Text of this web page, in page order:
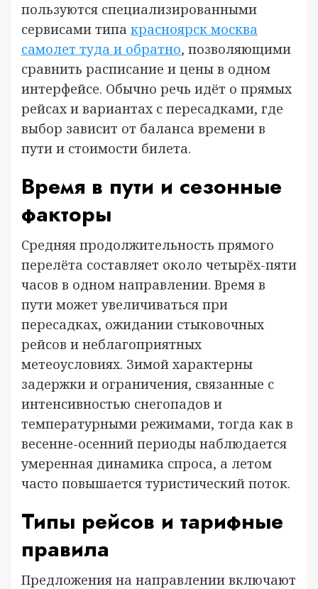
пользуются специализированными
сервисами типа красноярск москва
самолет туда и обратно, позволяющими
сравнить расписание и цены в одном
интерфейсе. Обычно речь идёт о прямых
рейсах и вариантах с пересадками, где
выбор зависит от баланса времени в
пути и стоимости билета.
Время в пути и сезонные
факторы
Средняя продолжительность прямого
перелёта составляет около четырёх-пяти
часов в одном направлении. Время в
пути может увеличиваться при
пересадках, ожидании стыковочных
рейсов и неблагоприятных
метеоусловиях. Зимой характерны
задержки и ограничения, связанные с
интенсивностью снегопадов и
температурными режимами, тогда как в
весенне-осенний периоды наблюдается
умеренная динамика спроса, а летом
часто повышается туристический поток.
Типы рейсов и тарифные
правила
Предложения на направлении включают